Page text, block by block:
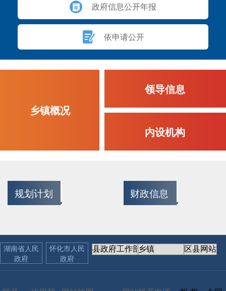
政府信息公开年报
依申请公开
乡镇概况
领导信息
内设机构
规划计划
01-19
金子岩侗族苗族乡2025年上半年工作总结
07-20
财政信息
03-19
09-17
湖南省人民
政府
怀化市人民
政府